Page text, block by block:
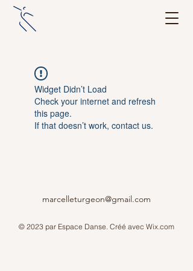
Widget Didn’t Load
Check your internet and refresh
this page.
If that doesn’t work, contact us.
marcelleturgeon@gmail.com
© 2023 par Espace Danse. Créé avec Wix.com